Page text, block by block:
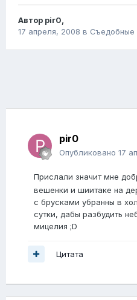
Автор pir0,
17 апреля, 2008 в Съедобные
pir0
Опубликовано 17
Прислали значит мне
вешенки и шиитаке на
с брусками убранны в
сутки, дабы разбудить
мицелия ;D
Цитата